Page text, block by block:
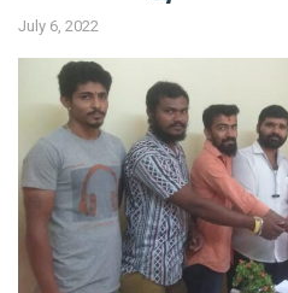
July 6, 2022